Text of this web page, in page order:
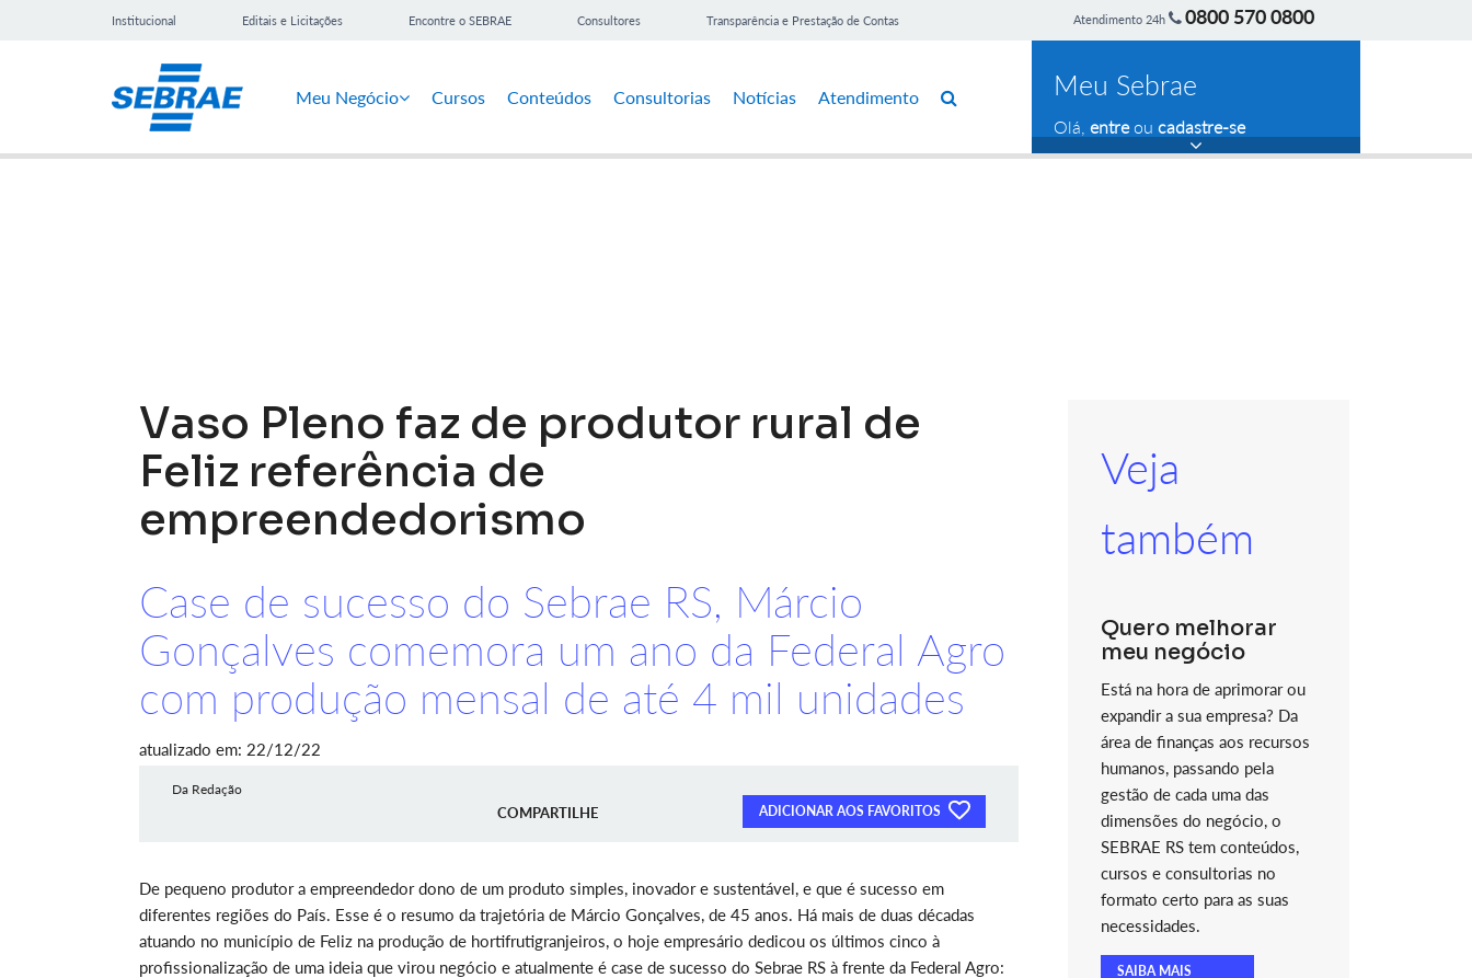
Institucional Editais e Licitações Encontre o SEBRAE Consultores Transparência e Prestação de Contas Atendimento 24h 0800 570 0800
Meu Negócio Cursos Conteúdos Consultorias Notícias Atendimento Meu Sebrae
Olá, entreou cadastre-se
Vaso Pleno faz de produtor rural de
Feliz referência de
empreendedorismo
Case de sucesso do Sebrae RS, Márcio
Gonçalves comemora um ano da Federal Agro
com produção mensal de até 4 mil unidades
atualizado em: 22/12/22
Da Redação
COMPARTILHE ADICIONAR AOS FAVORITOS
De pequeno produtor a empreendedor dono de um produto simples, inovador e sustentável, e que é sucesso em
diferentes regiões do País. Esse é o resumo da trajetória de Márcio Gonçalves, de 45 anos. Há mais de duas décadas
atuando no município de Feliz na produção de hortifrutigranjeiros, o hoje empresário dedicou os últimos cinco à
profissionalização de uma ideia que virou negócio e atualmente é case de sucesso do Sebrae RS à frente da Federal Agro:
Veja
também
Quero melhorar
meu negócio
Está na hora de aprimorar ou
expandir a sua empresa? Da
área de finanças aos recursos
humanos, passando pela
gestão de cada uma das
dimensões do negócio, o
SEBRAE RS tem conteúdos,
cursos e consultorias no
formato certo para as suas
necessidades.
SAIBA MAIS